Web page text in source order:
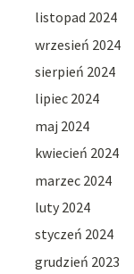
listopad 2024
wrzesień 2024
sierpień 2024
lipiec 2024
maj 2024
kwiecień 2024
marzec 2024
luty 2024
styczeń 2024
grudzień 2023